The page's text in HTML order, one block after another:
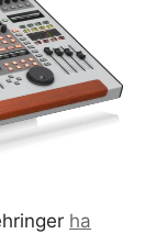
ha